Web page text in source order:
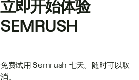
立即开始体验
SEMRUSH
免费试用 Semrush 七天。随时可以取
消。